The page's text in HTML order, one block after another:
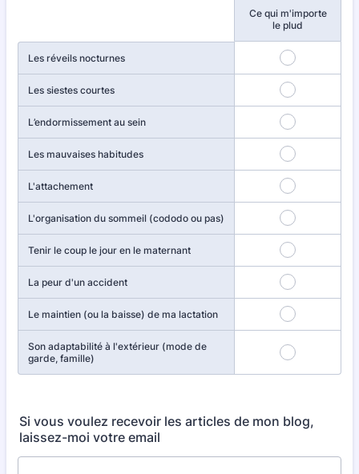
Ce qui m'importe
le plud
Les réveils nocturnes
Les siestes courtes
L’endormissement au sein
Les mauvaises habitudes
L'attachement
L'organisation du sommeil (cododo ou pas)
Tenir le coup le jour en le maternant
La peur d'un accident
Le maintien (ou la baisse) de ma lactation
Son adaptabilité à l'extérieur (mode de
garde, famille)
Si vous voulez recevoir les articles de mon blog,
laissez-moi votre email